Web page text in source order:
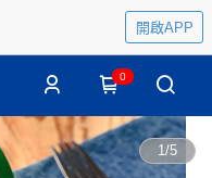
開啟APP
0
1/5